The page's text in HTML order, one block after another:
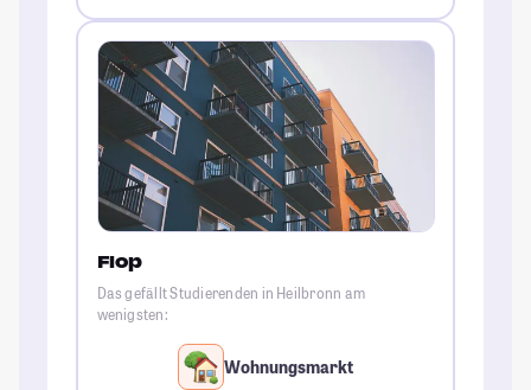
Flop
Das gefällt Studierenden in Heilbronn am
wenigsten:
Wohnungsmarkt